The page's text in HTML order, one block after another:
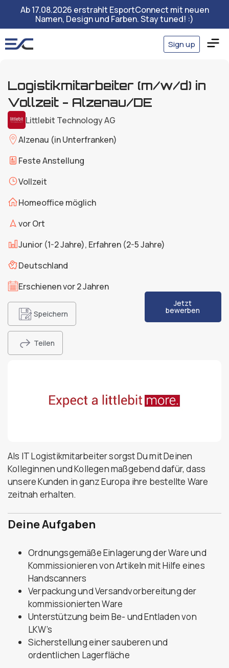
Ab 17.08.2026 erstrahlt EsportConnect mit neuen
Namen, Design und Farben. Stay tuned! :)
Sign up
Logistikmitarbeiter (m/w/d) in
Vollzeit - Alzenau/DE
Littlebit Technology AG
Alzenau (in Unterfranken)
Feste Anstellung
Vollzeit
Homeoffice möglich
vor Ort
Junior (1-2 Jahre), Erfahren (2-5 Jahre)
Deutschland
Erschienen vor 2 Jahren
Speichern
Teilen
Jetzt
bewerben
Als IT Logistikmitarbeiter sorgst Du mit Deinen
Kolleginnen und Kollegen maßgebend dafür, dass
unsere Kunden in ganz Europa ihre bestellte Ware
zeitnah erhalten.
Deine Aufgaben
Ordnungsgemäße Einlagerung der Ware und
Kommissionieren von Artikeln mit Hilfe eines
Handscanners
Verpackung und Versandvorbereitung der
kommissionierten Ware
Unterstützung beim Be- und Entladen von
LKW’s
Sicherstellung einer sauberen und
ordentlichen Lagerfläche